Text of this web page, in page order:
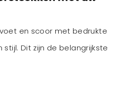
en scoor met bedrukte
stijl. Dit zijn de belangrijkste